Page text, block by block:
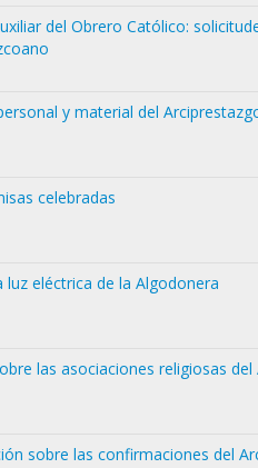
del Obrero Católico:
y material del
celebradas
luz eléctrica de la Algodonera
las asociaciones religiosas
sobre las confirmaciones del